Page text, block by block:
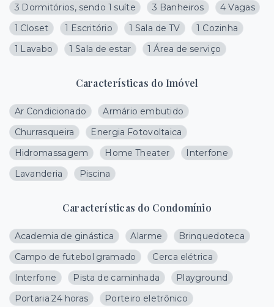
3 Dormitórios, sendo 1 suíte 3 Banheiros
4 Vagas
1 Closet
1 Escritório 1 Sala de TV
1 Cozinha
1 Lavabo
1 Sala de estar 1 Área de serviço
Características do Imóvel
Ar Condicionado
Armário embutido
Churrasqueira
Energia Fotovoltaica
Hidromassagem
Home Theater
Interfone
Lavanderia
Piscina
Características do Condomínio
Academia de ginástica Alarme
Brinquedoteca
Campo de futebol gramado
Cerca elétrica
Interfone
Pista de caminhada
Playground
Portaria 24 horas
Porteiro eletrônico